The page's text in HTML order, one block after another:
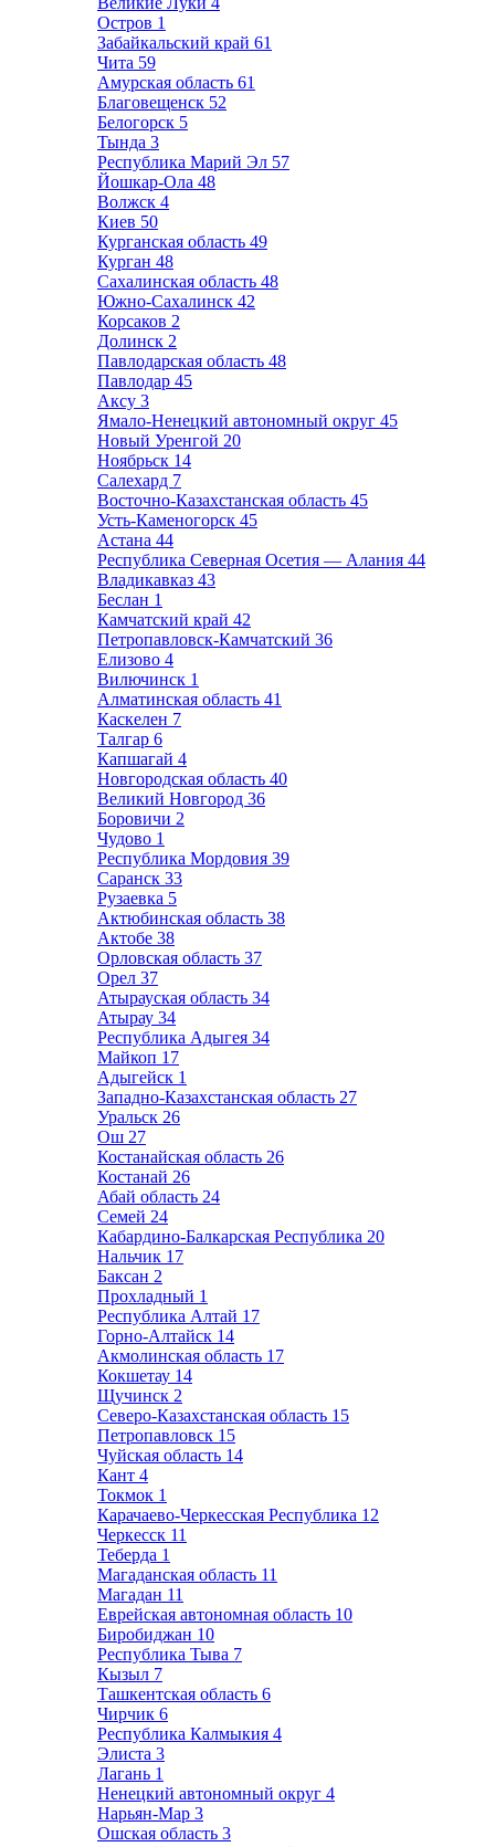
Остров 1
Забайкальский край 61
Чита 59
Амурская область 61
Благовещенск 52
Белогорск 5
Тында 3
Республика Марий Эл 57
Йошкар-Ола 48
Волжск 4
Киев 50
Курганская область 49
Курган 48
Сахалинская область 48
Южно-Сахалинск 42
Корсаков 2
Долинск 2
Павлодарская область 48
Павлодар 45
Аксу 3
Ямало-Ненецкий автономный округ 45
Новый Уренгой 20
Ноябрьск 14
Салехард 7
Восточно-Казахстанская область 45
Усть-Каменогорск 45
Астана 44
Республика Северная Осетия — Алания 44
Владикавказ 43
Беслан 1
Камчатский край 42
Петропавловск-Камчатский 36
Елизово 4
Вилючинск 1
Алматинская область 41
Каскелен 7
Талгар 6
Капшагай 4
Новгородская область 40
Великий Новгород 36
Боровичи 2
Чудово 1
Республика Мордовия 39
Саранск 33
Рузаевка 5
Актюбинская область 38
Актобе 38
Орловская область 37
Орел 37
Атырауская область 34
Атырау 34
Республика Адыгея 34
Майкоп 17
Адыгейск 1
Западно-Казахстанская область 27
Уральск 26
Ош 27
Костанайская область 26
Костанай 26
Абай область 24
Семей 24
Кабардино-Балкарская Республика 20
Нальчик 17
Баксан 2
Прохладный 1
Республика Алтай 17
Горно-Алтайск 14
Акмолинская область 17
Кокшетау 14
Щучинск 2
Северо-Казахстанская область 15
Петропавловск 15
Чуйская область 14
Кант 4
Токмок 1
Карачаево-Черкесская Республика 12
Черкесск 11
Теберда 1
Магаданская область 11
Магадан 11
Еврейская автономная область 10
Биробиджан 10
Республика Тыва 7
Кызыл 7
Ташкентская область 6
Чирчик 6
Республика Калмыкия 4
Элиста 3
Лагань 1
Ненецкий автономный округ 4
Нарьян-Мар 3
Ошская область 3